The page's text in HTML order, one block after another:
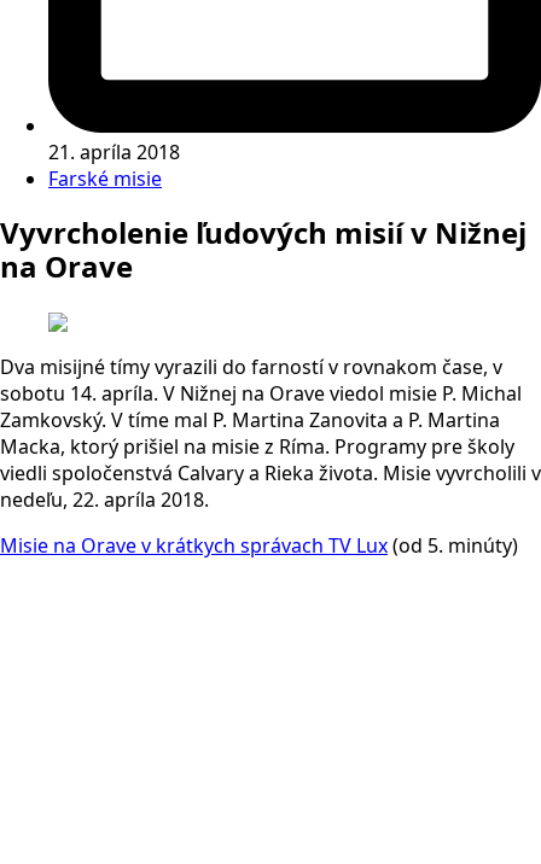
21. apríla 2018
Farské misie
Vyvrcholenie ľudových misií v Nižnej
na Orave
Dva misijné tímy vyrazili do farností v rovnakom čase, v
sobotu 14. apríla. V Nižnej na Orave viedol misie P. Michal
Zamkovský. V tíme mal P. Martina Zanovita a P. Martina
Macka, ktorý prišiel na misie z Ríma. Programy pre školy
viedli spoločenstvá Calvary a Rieka života. Misie vyvrcholili v
nedeľu, 22. apríla 2018.
Misie na Orave v krátkych správach TV Lux(od 5. minúty)